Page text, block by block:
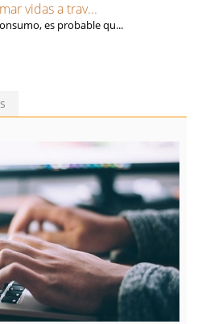
vidas a trav...
es probable qu...